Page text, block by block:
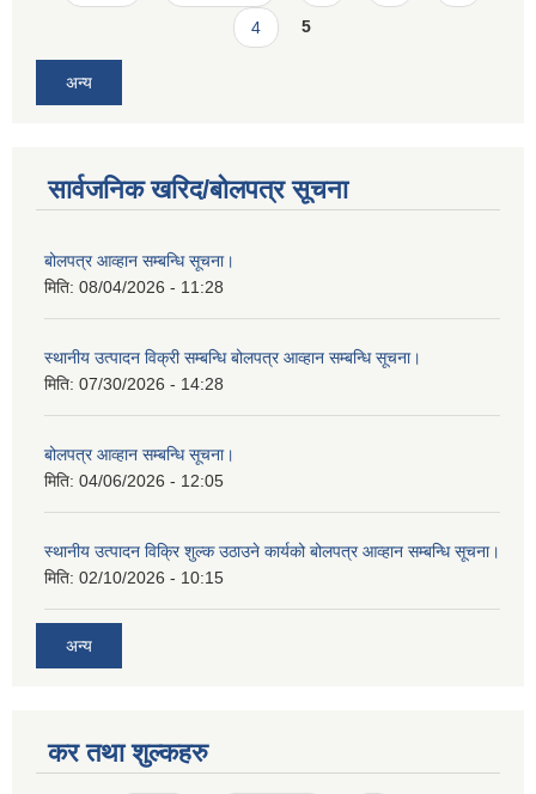
4 5
अन्य
सार्वजनिक खरिद/बोलपत्र सूचना
बोलपत्र आव्हान सम्बन्धि सूचना।
मिति: 08/04/2026 - 11:28
स्थानीय उत्पादन विक्री सम्बन्धि बोलपत्र आव्हान सम्बन्धि सूचना।
मिति: 07/30/2026 - 14:28
बोलपत्र आव्हान सम्बन्धि सूचना।
मिति: 04/06/2026 - 12:05
स्थानीय उत्पादन विक्रि शुल्क उठाउने कार्यको बोलपत्र आव्हान सम्बन्धि सूचना।
मिति: 02/10/2026 - 10:15
अन्य
कर तथा शुल्कहरु